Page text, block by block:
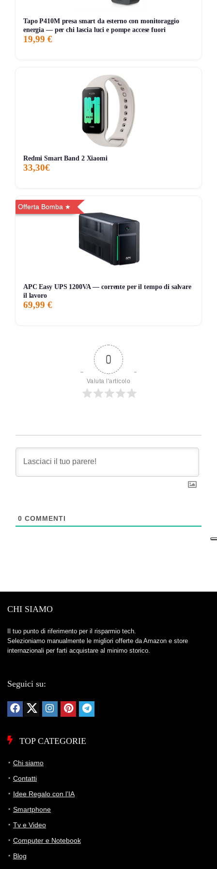
59,00€
ATTUALE
59,00€
MINIMO
69,00€
MASSIMO
↓-14.5%
VARIAZIONE
Tapo P410M presa smart da esterno con monitoraggio
energia — per chi lascia luci e pompe accese fuori
19,99 €
Redmi Smart Band 2 Xiaomi
33,30€
Offerta Bomba
APC Easy UPS 1200VA — corrente per il tempo di salvare
il lavoro
69,99 €
0
Valuta l'articolo
0 COMMENTI
CHI SIAMO
Il tuo punto di riferimento per il risparmio tech.
Selezioniamo manualmente le migliori offerte da Amazon e store
internazionali per farti acquistare al minimo storico.
Seguici su:
TOP CATEGORIE
Chi siamo
Contatti
Idee Regalo con l’IA
Smartphone
Tv e Video
Computer e Notebook
Blog